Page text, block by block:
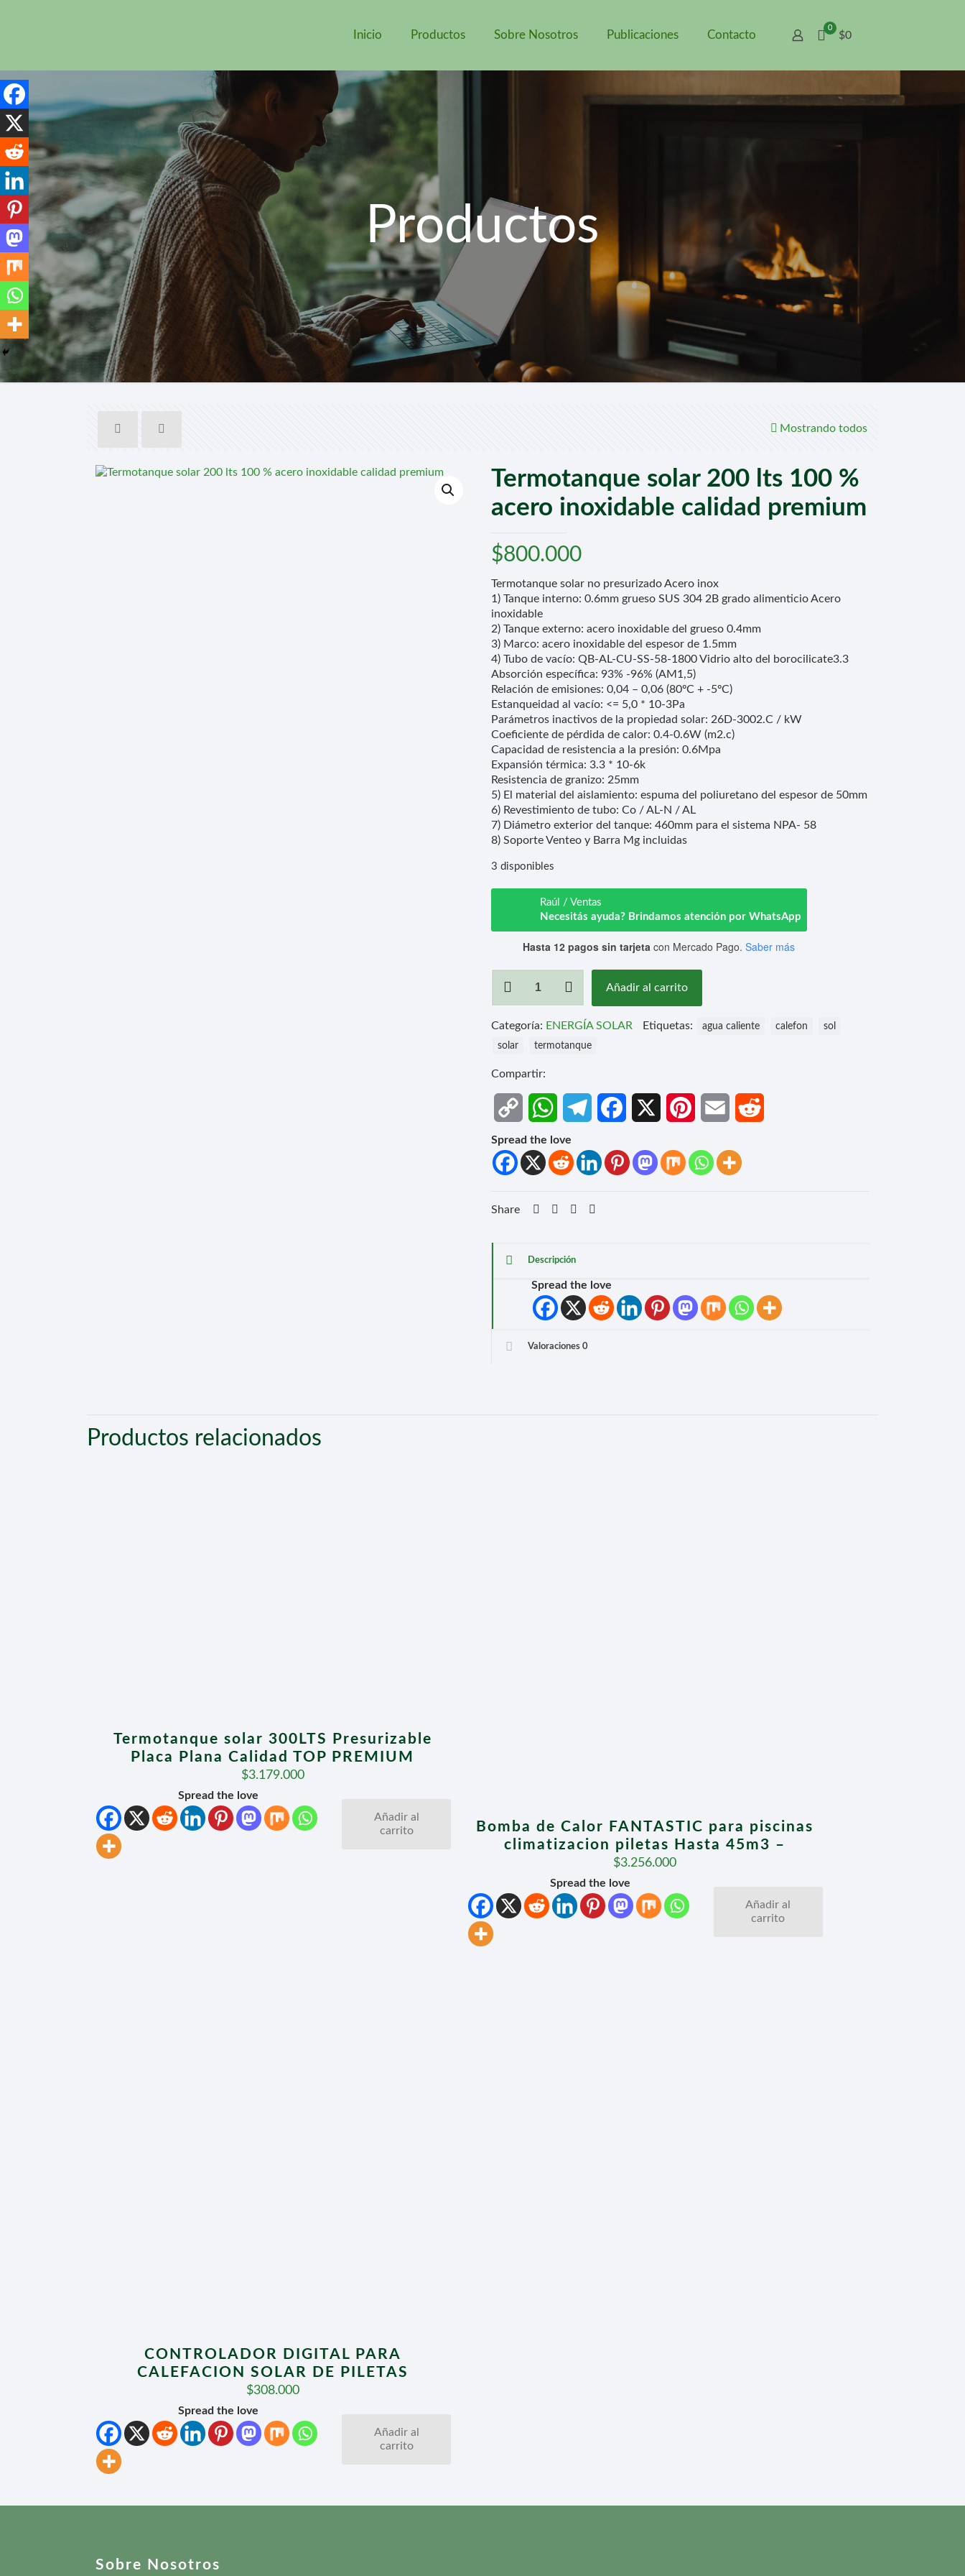
Inicio Productos Sobre Nosotros Publicaciones Contacto
0
$0
Productos
Mostrando todos
Termotanque solar 200 lts 100 %
acero inoxidable calidad premium
$800.000
Termotanque solar no presurizado Acero inox
1) Tanque interno: 0.6mm grueso SUS 304 2B grado alimenticio Acero
inoxidable
2) Tanque externo: acero inoxidable del grueso 0.4mm
3) Marco: acero inoxidable del espesor de 1.5mm
4) Tubo de vacío: QB-AL-CU-SS-58-1800 Vidrio alto del borocilicate3.3
Absorción específica: 93% -96% (AM1,5)
Relación de emisiones: 0,04 – 0,06 (80ºC + -5ºC)
Estanqueidad al vacío: <= 5,0 * 10-3Pa
Parámetros inactivos de la propiedad solar: 26D-3002.C / kW
Coeficiente de pérdida de calor: 0.4-0.6W (m2.c)
Capacidad de resistencia a la presión: 0.6Mpa
Expansión térmica: 3.3 * 10-6k
Resistencia de granizo: 25mm
5) El material del aislamiento: espuma del poliuretano del espesor de 50mm
6) Revestimiento de tubo: Co / AL-N / AL
7) Diámetro exterior del tanque: 460mm para el sistema NPA- 58
8) Soporte Venteo y Barra Mg incluidas
3 disponibles
Raúl / Ventas
Necesitás ayuda? Brindamos atención por WhatsApp
Hasta 12 pagos sin tarjeta con Mercado Pago. Saber más
solar
200
lts
%
inoxidable
calidad
premium
Añadir al carrito
Categoría: ENERGÍA SOLAR Etiquetas: agua caliente calefon
sol
solar
termotanque
Compartir:
Copy
Link
WhatsAppTelegramFacebook PinterestEmail
Spread the love
Share
Descripción
Spread the love
Valoraciones 0
Productos relacionados
Termotanque solar 300LTS Presurizable
Placa Plana Calidad TOP PREMIUM
$3.179.000
Spread the love
Añadir al
carrito
Bomba de Calor FANTASTIC para piscinas
climatizacion piletas Hasta 45m3 –
$3.256.000
Spread the love
Añadir al
carrito
CONTROLADOR DIGITAL PARA
CALEFACION SOLAR DE PILETAS
$308.000
Spread the love
Añadir al
carrito
Sobre Nosotros